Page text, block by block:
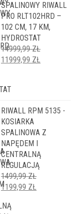
SPALINOWY RIWALL
PRO RLT102HRD –
102 CM, 17 KM,
HYDROSTAT
14999,99ZŁ
PIERWOTNA
14999,99 ZŁ.
11999,99 ZŁ
RIWALL RPM 5135 -
KOSIARKA
SPALINOWA Z
NAPĘDEM I
CENTRALNĄ
REGULACJĄ
1499,99ZŁ
PIERWOTNA
WYNOSIŁA:
1199,99 ZŁ